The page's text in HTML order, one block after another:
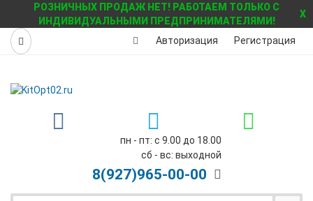
РОЗНИЧНЫХ ПРОДАЖ НЕТ! РАБОТАЕМ ТОЛЬКО С
ИНДИВИДУАЛЬНЫМИ ПРЕДПРИНИМАТЕЛЯМИ!
X
Авторизация Регистрация
пн - пт: с 9.00 до 18.00
сб - вс: выходной
8(927)965-00-00